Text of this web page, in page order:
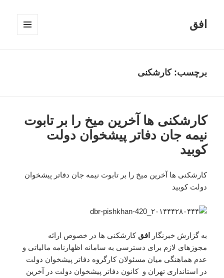
افق
برچسب:کارشکنی
کارشکنی ها آخرین میخ را بر تابوت
نیمه جان دفاتر پیشخوان دولت
کوبید
کارشکنی ها آخرین میخ را بر تابوت نیمه جان دفاتر پیشخوان
دولت کوبید
به گزارش خبرنگار افق کارشکنی ها در خصوص ارائه
مجوزهای لازم برای دسترسی به سامانه اظهارنامه مالیاتی و
عدم هماهنگی میان مسئولان کارگروه دفاتر پیشخوان دولت
در استانداری تهران و کانون دفاتر پیشخوان دولت در آخرین